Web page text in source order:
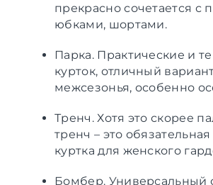
прекрасно сочетается с
юбками, шортами.
Парка. Практические и
курток, отличный
межсезонья, особенно
Тренч. Хотя это скорее
тренч – это
куртка для женского
Бомбер. Универсальный